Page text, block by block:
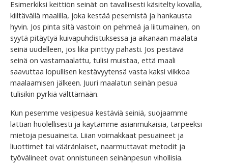
Esimerkiksi keittiön seinät on tavallisesti käsitelty kovalla,
kiiltävällä maalilla, joka kestää pesemistä ja hankausta
hyvin. Jos pinta sitä vastoin on pehmeä ja liitumainen, on
syytä pitäytyä kuivapuhdistuksessa ja aikanaan maalata
seinä uudelleen, jos lika pinttyy pahasti. Jos pestävä
seinä on vastamaalattu, tulisi muistaa, että maali
saavuttaa lopullisen kestävyytensä vasta kaksi viikkoa
maalaamisen jälkeen. Juuri maalatun seinän pesua
tulisikin pyrkiä välttämään.
Kun pesemme vesipesua kestäviä seiniä, suojaamme
lattian huolellisesti ja käytämme asianmukaisia, tarpeeksi
mietoja pesuaineita. Liian voimakkaat pesuaineet ja
liuottimet tai vääränlaiset, naarmuttavat metodit ja
työvälineet ovat onnistuneen seinänpesun vihollisia.